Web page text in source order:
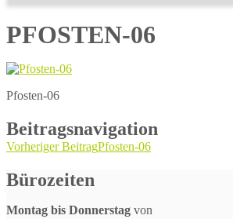
PFOSTEN-06
Pfosten-06
Beitragsnavigation
Vorheriger BeitragPfosten-06
Bürozeiten
Montag bis Donnerstag von